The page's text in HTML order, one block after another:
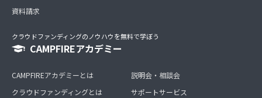
資料請求
クラウドファンディングのノウハウを無料で学ぼう
CAMPFIREアカデミー
CAMPFIREアカデミーとは
クラウドファンディングとは
説明会・相談会
サポートサービス